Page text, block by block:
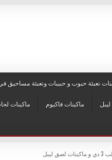
تعبئة حبوب و حبيبات وتعبئة مساحيق
ماكينات ماكينات فاكيوم